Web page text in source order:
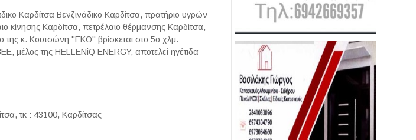
Καρδίτσα Βενζινάδικο Καρδίτσα, πρατήριο υγρών
κίνησης Καρδίτσα, πετρέλαιο θέρμανσης Καρδίτσα,
της κ. Κουτσώνη "ΕΚΟ" βρίσκεται στο 5ο χλμ.
μέλος της HELLENiQ ENERGY, αποτελεί ηγέτιδα
τκ : 43100, Καρδίτσας